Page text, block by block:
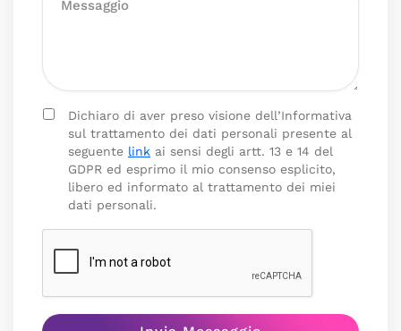
Dichiaro di aver preso visione dell’Informativa
sul trattamento dei dati personali presente al
seguente link ai sensi degli artt. 13 e 14 del
GDPR ed esprimo il mio consenso esplicito,
libero ed informato al trattamento dei miei
dati personali.